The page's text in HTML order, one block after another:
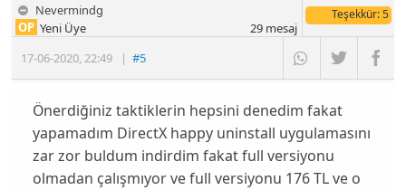
Nevermindg
17-06-2020 22:49 |#5
OP Yeni Üye
Teşekkür: 5
29mesaj
Önerdiğiniz taktiklerin hepsini denedim fakat
yapamadım DirectX happy uninstall uygulamasını
zar zor buldum indirdim fakat full versiyonu
olmadan çalışmıyor ve full versiyonu 176 TL ve o